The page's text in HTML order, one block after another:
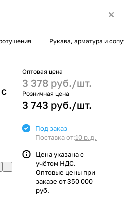
Рукава, арматура и
Оптовая цена
3 378 руб./шт.
Розничная цена
3 743 руб./шт.
Под заказ
Поставка от:10 р.д.
Цена указана с
учётом НДС.
Оптовые цены при
заказе от 350 000
руб.